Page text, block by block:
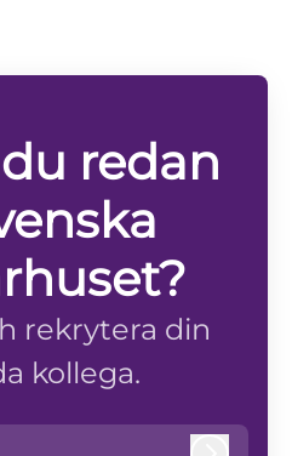
redan
rekrytera din
kollega.